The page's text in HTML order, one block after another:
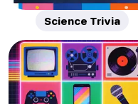
Science Trivia